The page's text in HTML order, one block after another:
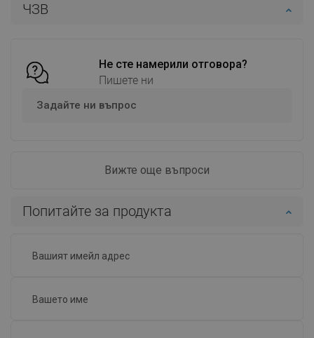
ЧЗВ
Не сте намерили отговора?
Пишете ни
Задайте ни въпрос
Вижте още въпроси
Попитайте за продукта
Добави в количката Добави в количката